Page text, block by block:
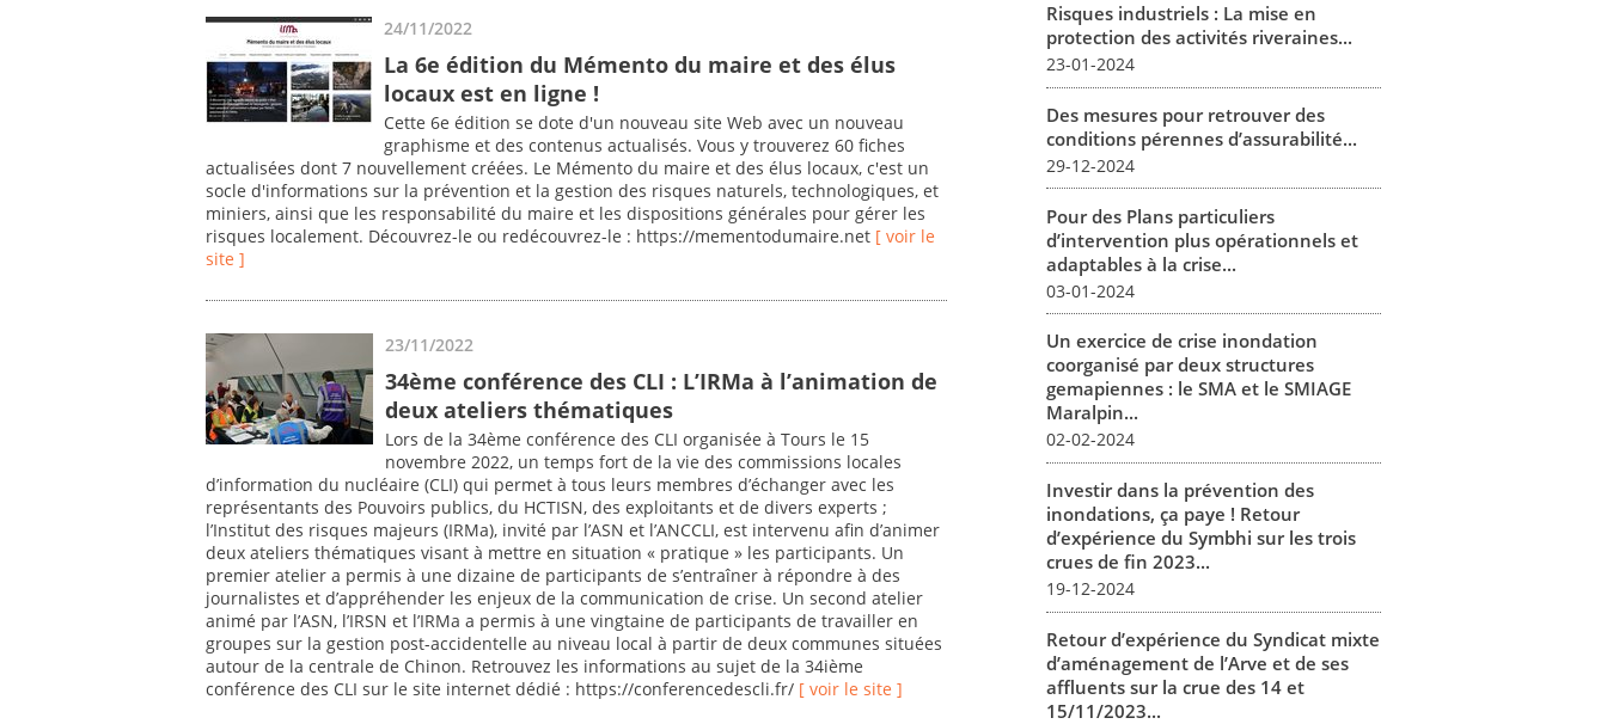
24/11/2022
La 6e édition du Mémento du maire et des élus
locaux est en ligne !
Cette 6e édition se dote d'un nouveau site Web avec un nouveau
graphisme et des contenus actualisés. Vous y trouverez 60 fiches
actualisées dont 7 nouvellement créées. Le Mémento du maire et des élus locaux, c'est un
socle d'informations sur la prévention et la gestion des risques naturels, technologiques, et
miniers, ainsi que les responsabilité du maire et les dispositions générales pour gérer les
risques localement. Découvrez-le ou redécouvrez-le : https://mementodumaire.net [ voir le
site ]
23/11/2022
34ème conférence des CLI : L’IRMa à l’animation de
deux ateliers thématiques
Lors de la 34ème conférence des CLI organisée à Tours le 15
novembre 2022, un temps fort de la vie des commissions locales
d’information du nucléaire (CLI) qui permet à tous leurs membres d’échanger avec les
représentants des Pouvoirs publics, du HCTISN, des exploitants et de divers experts ;
l’Institut des risques majeurs (IRMa), invité par l’ASN et l’ANCCLI, est intervenu afin d’animer
deux ateliers thématiques visant à mettre en situation « pratique » les participants. Un
premier atelier a permis à une dizaine de participants de s’entraîner à répondre à des
journalistes et d’appréhender les enjeux de la communication de crise. Un second atelier
animé par l’ASN, l’IRSN et l’IRMa a permis à une vingtaine de participants de travailler en
groupes sur la gestion post-accidentelle au niveau local à partir de deux communes situées
autour de la centrale de Chinon. Retrouvez les informations au sujet de la 34ième
conférence des CLI sur le site internet dédié : https://conferencedescli.fr/ [ voir le site ]
Risques industriels : La mise en
protection des activités riveraines...
23-01-2024
Des mesures pour retrouver des
conditions pérennes d’assurabilité...
29-12-2024
Pour des Plans particuliers
d’intervention plus opérationnels et
adaptables à la crise...
03-01-2024
Un exercice de crise inondation
coorganisé par deux structures
gemapiennes : le SMA et le SMIAGE
Maralpin...
02-02-2024
Investir dans la prévention des
inondations, ça paye ! Retour
d’expérience du Symbhi sur les trois
crues de fin 2023...
19-12-2024
Retour d’expérience du Syndicat mixte
d’aménagement de l’Arve et de ses
affluents sur la crue des 14 et
15/11/2023...